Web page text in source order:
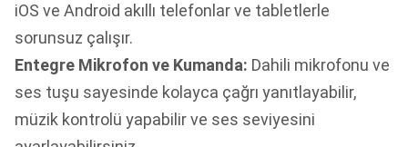
iOS ve Android akıllı telefonlar ve tabletlerle
sorunsuz çalışır.
Entegre Mikrofon ve Kumanda: Dahili mikrofonu ve
ses tuşu sayesinde kolayca çağrı yanıtlayabilir,
müzik kontrolü yapabilir ve ses seviyesini